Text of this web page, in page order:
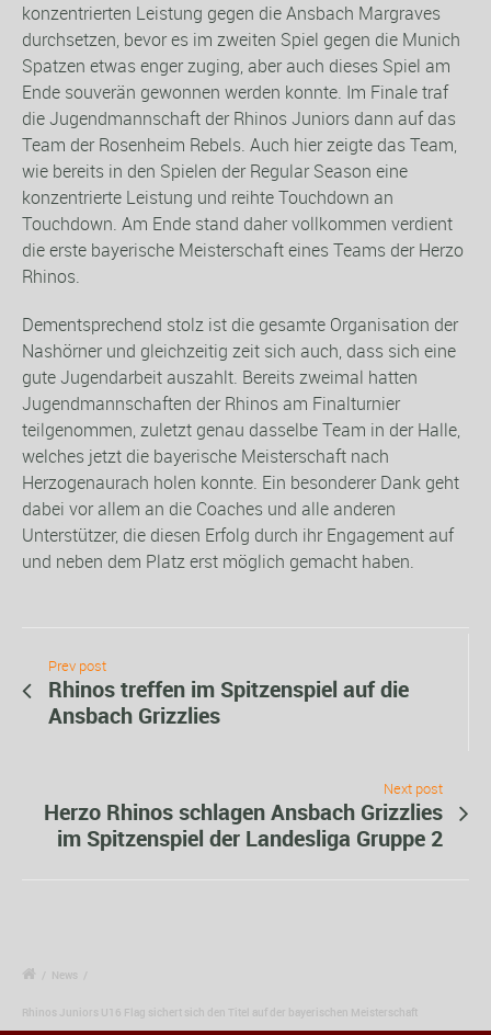
konzentrierten Leistung gegen die Ansbach Margraves
durchsetzen, bevor es im zweiten Spiel gegen die Munich
Spatzen etwas enger zuging, aber auch dieses Spiel am
Ende souverän gewonnen werden konnte. Im Finale traf
die Jugendmannschaft der Rhinos Juniors dann auf das
Team der Rosenheim Rebels. Auch hier zeigte das Team,
wie bereits in den Spielen der Regular Season eine
konzentrierte Leistung und reihte Touchdown an
Touchdown. Am Ende stand daher vollkommen verdient
die erste bayerische Meisterschaft eines Teams der Herzo
Rhinos.
Dementsprechend stolz ist die gesamte Organisation der
Nashörner und gleichzeitig zeit sich auch, dass sich eine
gute Jugendarbeit auszahlt. Bereits zweimal hatten
Jugendmannschaften der Rhinos am Finalturnier
teilgenommen, zuletzt genau dasselbe Team in der Halle,
welches jetzt die bayerische Meisterschaft nach
Herzogenaurach holen konnte. Ein besonderer Dank geht
dabei vor allem an die Coaches und alle anderen
Unterstützer, die diesen Erfolg durch ihr Engagement auf
und neben dem Platz erst möglich gemacht haben.
Prev post
Rhinos treffen im Spitzenspiel auf die
Ansbach Grizzlies
Next post
Herzo Rhinos schlagen Ansbach Grizzlies
im Spitzenspiel der Landesliga Gruppe 2
/ News /
Rhinos Juniors U16 Flag sichert sich den Titel auf der bayerischen Meisterschaft